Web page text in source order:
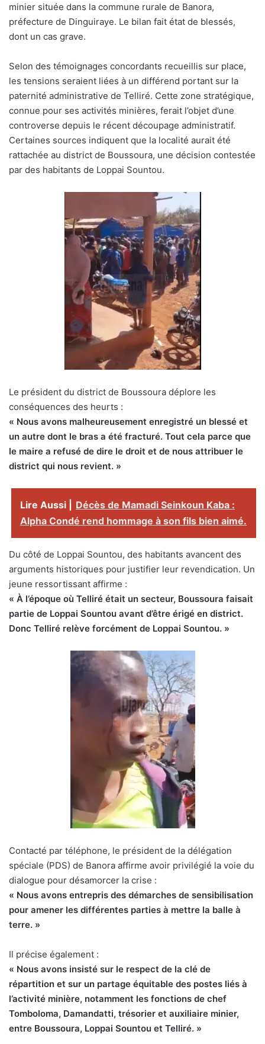
minier située dans la commune rurale de Banora,
préfecture de Dinguiraye. Le bilan fait état de blessés,
dont un cas grave.
Selon des témoignages concordants recueillis sur place,
les tensions seraient liées à un différend portant sur la
paternité administrative de Telliré. Cette zone stratégique,
connue pour ses activités minières, ferait l’objet d’une
controverse depuis le récent découpage administratif.
Certaines sources indiquent que la localité aurait été
rattachée au district de Boussoura, une décision contestée
par des habitants de Loppai Sountou.
Le président du district de Boussoura déplore les
conséquences des heurts :
« Nous avons malheureusement enregistré un blessé et
un autre dont le bras a été fracturé. Tout cela parce que
le maire a refusé de dire le droit et de nous attribuer le
district qui nous revient. »
Lire Aussi |
Décès de Mamadi Seinkoun Kaba :
Alpha Condé rend hommage à son fils bien aimé.
Du côté de Loppai Sountou, des habitants avancent des
arguments historiques pour justifier leur revendication. Un
jeune ressortissant affirme :
« À l’époque où Telliré était un secteur, Boussoura faisait
partie de Loppai Sountou avant d’être érigé en district.
Donc Telliré relève forcément de Loppai Sountou. »
Contacté par téléphone, le président de la délégation
spéciale (PDS) de Banora affirme avoir privilégié la voie du
dialogue pour désamorcer la crise :
« Nous avons entrepris des démarches de sensibilisation
pour amener les différentes parties à mettre la balle à
terre. »
Il précise également :
« Nous avons insisté sur le respect de la clé de
répartition et sur un partage équitable des postes liés à
l’activité minière, notamment les fonctions de chef
Tomboloma, Damandatti, trésorier et auxiliaire minier,
entre Boussoura, Loppai Sountou et Telliré. »